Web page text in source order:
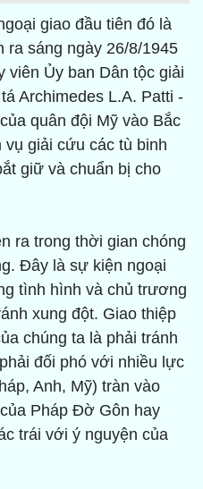
giao đầu tiên đó là
ra sáng ngày 26/8/1945
Ủy ban Dân tộc giải
Archimedes L.A. Patti -
quân đội Mỹ vào Bắc
giải cứu các tù binh
giữ và chuẩn bị cho
ra trong thời gian chóng
Đây là sự kiện ngoại
tình hình và chủ trương
xung đột. Giao thiệp
chúng ta là phải tránh
đối phó với nhiều lực
Anh, Mỹ) tràn vào
Pháp Đờ Gôn hay
trái với ý nguyện của